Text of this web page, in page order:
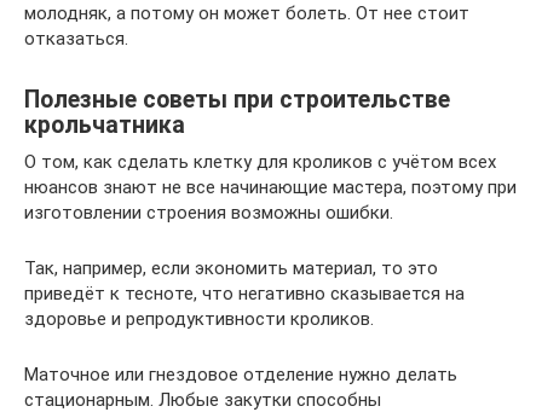
молодняк, а потому он может болеть. От нее стоит
отказаться.
Полезные советы при строительстве
крольчатника
О том, как сделать клетку для кроликов с учётом всех
нюансов знают не все начинающие мастера, поэтому при
изготовлении строения возможны ошибки.
Так, например, если экономить материал, то это
приведёт к тесноте, что негативно сказывается на
здоровье и репродуктивности кроликов.
Маточное или гнездовое отделение нужно делать
стационарным. Любые закутки способны